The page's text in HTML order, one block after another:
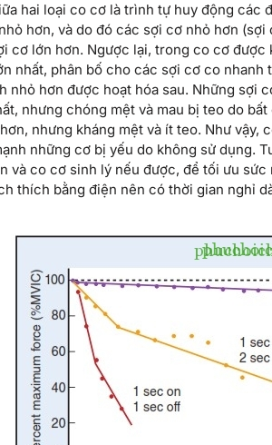
hai loại co cơ là trình tự huy động các
hơn, và do đó các sợi cơ nhỏ hơn
cơ lớn hơn. Ngược lại, trong co cơ
nhất, phân bố cho các sợi cơ co nhanh
nhỏ hơn được hoạt hóa sau. Những sợi
nhưng chóng mệt và mau bị teo do
nhưng kháng mệt và ít teo. Như vậy,
những cơ bị yếu do không sử dụng.
và co cơ sinh lý nếu được, để tối ưu
thích bằng điện nên có thời gian nghỉ